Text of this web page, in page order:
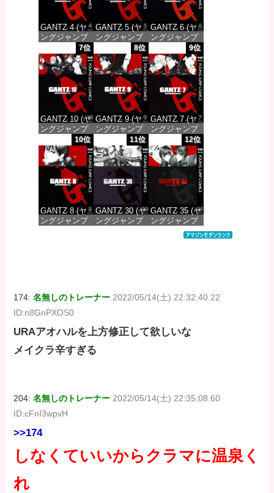
GANTZ 4 (ヤ
ングジャンプ
コミックス
DIGITAL)
価格：¥100
GANTZ 5 (ヤ
ングジャンプ
コミックス
DIGITAL)
価格：¥100
GANTZ 6 (ヤ
ングジャンプ
コミックス
DIGITAL)
価格：¥100
7位
GANTZ 10 (ヤ
ングジャンプ
コミックス
DIGITAL)
価格：¥100
8位
GANTZ 9 (ヤ
ングジャンプ
コミックス
DIGITAL)
価格：¥100
9位
GANTZ 7 (ヤ
ングジャンプ
コミックス
DIGITAL)
価格：¥100
10位
GANTZ 8 (ヤ
ングジャンプ
11位
GANTZ 30 (ヤ
ングジャンプ
12位
GANTZ 35 (ヤ
ングジャンプ
コミックス
174:名無しのトレーナー 2022/05/14(土) 22:32:40.22
ID:n8GnPXOS0
URAアオハルを上方修正して欲しいな
メイクラ辛すぎる
204:名無しのトレーナー 2022/05/14(土) 22:35:08.60
ID:cFnI3wpvH
>>174
しなくていいからクラマに温泉く
れ